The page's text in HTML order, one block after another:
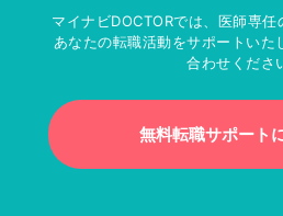
マイナビDOCTORでは、医師専
あなたの転職活動をサポートいた
合わせくださ
無料転職サポート